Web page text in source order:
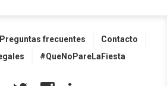
Preguntas frecuentes
Contacto
#QueNoPareLaFiesta